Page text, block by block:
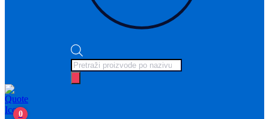
Products
search
0